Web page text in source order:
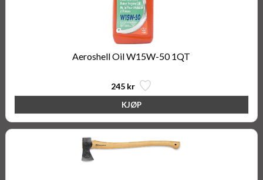
Aeroshell Oil W15W-50 1QT
245 kr